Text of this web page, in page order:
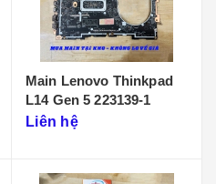
Main Lenovo Thinkpad
L14 Gen 5 223139-1
Liên hệ